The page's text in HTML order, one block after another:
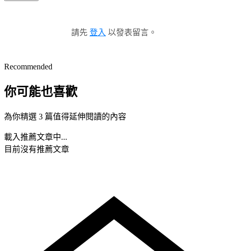
請先 登入 以發表留言。
Recommended
你可能也喜歡
為你精選 3 篇值得延伸閱讀的內容
載入推薦文章中...
目前沒有推薦文章